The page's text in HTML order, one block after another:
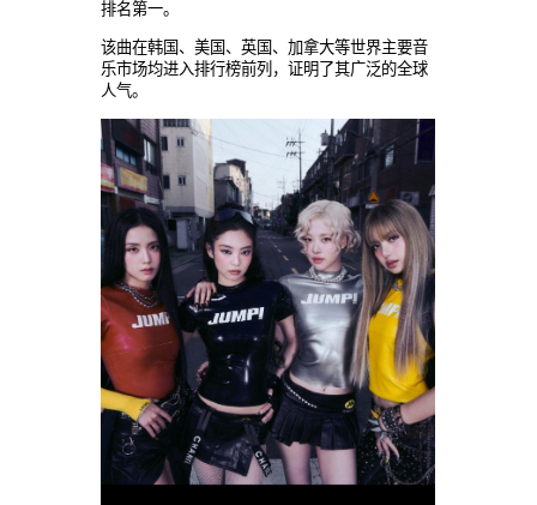
排名第一。
该曲在韩国、美国、英国、加拿大等世界主要音
乐市场均进入排行榜前列，证明了其广泛的全球
人气。